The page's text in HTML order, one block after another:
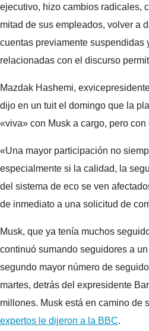
ejecutivo, hizo cambios radicales,
mitad de sus empleados, volver a
cuentas previamente suspendidas
relacionadas con el discurso
Mazdak Hashemi,
dijo en un tuit el domingo que la
«viva» con Musk a cargo, pero
«Una mayor participación no
especialmente si la calidad, la
del sistema de eco se ven
de inmediato a una solicitud de
Musk, que ya tenía muchos
continuó sumando seguidores a
segundo mayor número de
martes, detrás del expresidente
millones. Musk está en camino de
expertos le dijeron a la BBC.